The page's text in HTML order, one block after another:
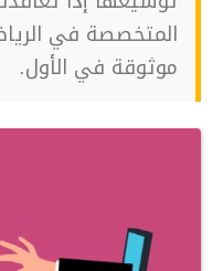
المتخصصة في
موثوقة في الأول.